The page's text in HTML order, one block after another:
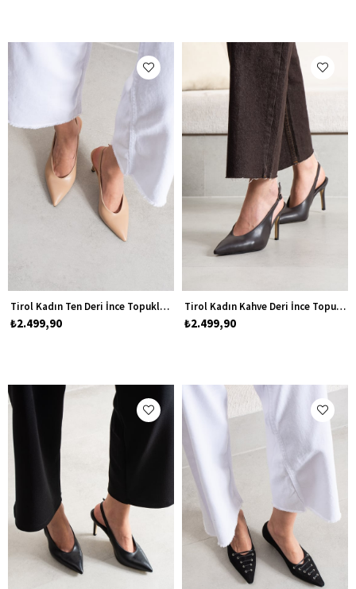
Tirol Kadın Ten Deri İnce Topuklu Stiletto Ayakkabı
₺2.499,90
Tirol Kadın Kahve Deri İnce Topuklu Stiletto Ayakkabı
₺2.499,90